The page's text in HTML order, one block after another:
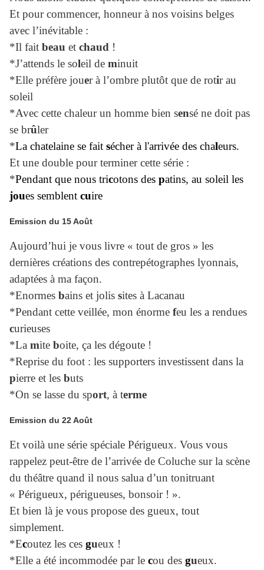
Et pour commencer, honneur à nos voisins belges
avec l’inévitable :
*Il fait beau et chaud !
*J’attends le soleil de minuit
*Elle préfère jouer à l’ombre plutôt que de rotir au
soleil
*Avec cette chaleur un homme bien sensé ne doit pas
se brûler
*La chatelaine se fait sécher à l'arrivée des chaleurs.
Et une double pour terminer cette série :
*Pendant que nous tricotons des patins, au soleil les
joues semblent cuire
Emission du 15 Août
Aujourd’hui je vous livre « tout de gros » les
dernières créations des contrepétographes lyonnais,
adaptées à ma façon.
*Enormes bains et jolis sites à Lacanau
*Pendant cette veillée, mon énorme feu les a rendues
curieuses
*La mite boite, ça les dégoute !
*Reprise du foot : les supporters investissent dans la
pierre et les buts
*On se lasse du sport, à terme
Emission du 22 Août
Et voilà une série spéciale Périgueux. Vous vous
rappelez peut-être de l’arrivée de Coluche sur la scène
du théâtre quand il nous salua d’un tonitruant
« Périgueux, périgueuses, bonsoir ! ».
Et bien là je vous propose des gueux, tout
simplement.
*Ecoutez les ces gueux !
*Elle a été incommodée par le cou des gueux.